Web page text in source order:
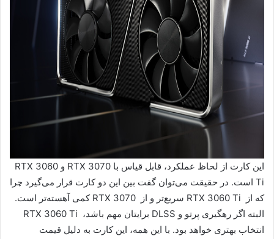
این کارت از لحاظ عملکرد، قابل قیاس با RTX 3070 و RTX 3060
Ti است. در حقیقت می‌توان گفت بین این دو کارت قرار می‌گیرد چرا
که از RTX 3060 Ti سریع‌تر و از RTX 3070 کمی آهسته‌تر است.
البته اگر رهگیری پرتو و DLSS برایتان مهم باشد، RTX 3060 Ti
انتخاب بهتری خواهد بود. با این همه، این کارت به دلیل قیمت